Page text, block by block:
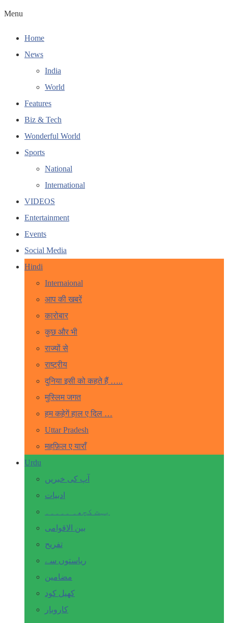
Menu
Home
News
India
World
Features
Biz & Tech
Wonderful World
Sports
National
International
VIDEOS
Entertainment
Events
Social Media
Hindi
Internaional
आप की खबरें
कारोबार
कुछ और भी
राज्यों से
राष्ट्रीय
दुनिया इसी को कहते हैं …..
मुस्लिम जगत
हम कहेगें हाल ए दिल …
Uttar Pradesh
महफ़िल ए याराँ
Urdu
آپ کی خبریں
ادبیات
بہت کچھ۔ ۔۔۔۔۔
بین الاقوامی
تفریح
ریاستوں سے
مضامین
کھیل کود
کاروبار